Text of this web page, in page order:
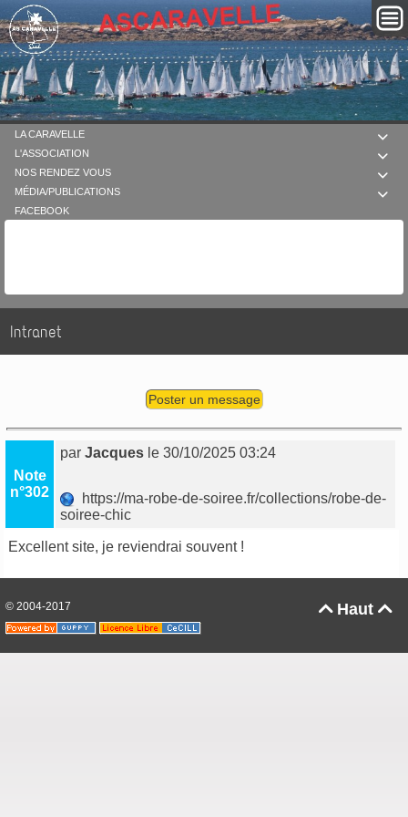

LA CARAVELLE

L'ASSOCIATION

NOS RENDEZ VOUS

MÉDIA/PUBLICATIONS
FACEBOOK
Intranet
Poster un message
Note
n°302
parJacques le 30/10/2025 03:24
https://ma-robe-de-soiree.fr/collections/robe-de-
soiree-chic
Excellent site, je reviendrai souvent !
Haut 
© 2004-2017